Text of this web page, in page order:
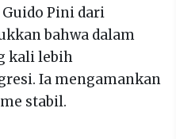
Pini dari
bahwa dalam
kali lebih
Ia mengamankan
stabil.